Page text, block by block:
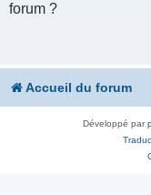
forum ?
Accueil du forum
Développé par